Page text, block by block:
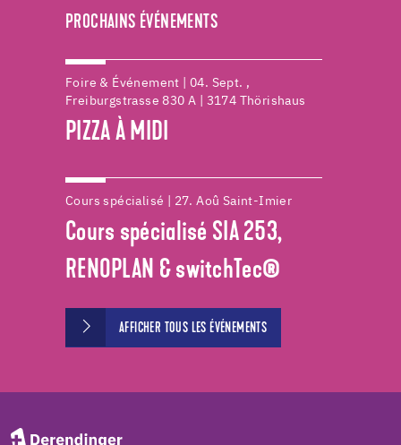
PROCHAINS ÉVÉNEMENTS
Foire & Événement | 04. Sept. ,
Freiburgstrasse 830 A | 3174 Thörishaus
PIZZA À MIDI
Cours spécialisé | 27. Aoû Saint-Imier
Cours spécialisé SIA 253,
RENOPLAN & switchTec®
AFFICHER TOUS LES ÉVÉNEMENTS